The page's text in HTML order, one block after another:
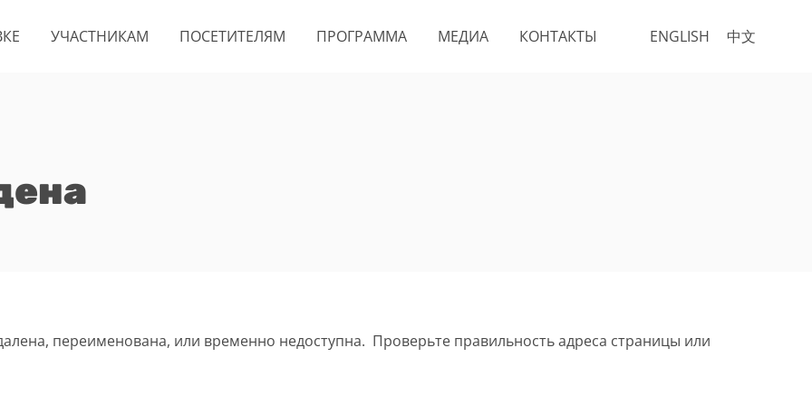
ENGLISH 中文
УЧАСТНИКАМ ПОСЕТИТЕЛЯМ ПРОГРАММА МЕДИА КОНТАКТЫ
переименована, или временно недоступна. Проверьте правильность адреса страницы или